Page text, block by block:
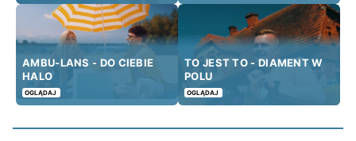
AMBU-LANS - DO CIEBIE
HALO
OGLĄDAJ
TO JEST TO - DIAMENT W
POLU
OGLĄDAJ